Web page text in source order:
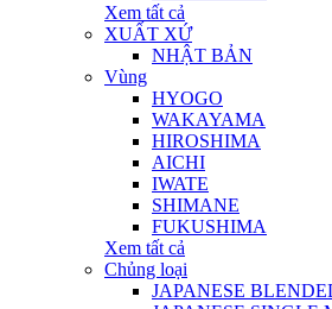
Xem tất cả
XUẤT XỨ
NHẬT BẢN
Vùng
HYOGO
WAKAYAMA
HIROSHIMA
AICHI
IWATE
SHIMANE
FUKUSHIMA
Xem tất cả
Chủng loại
JAPANESE